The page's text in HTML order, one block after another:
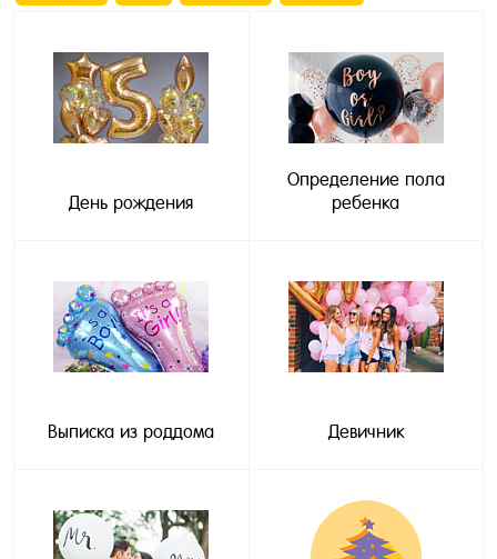
День рождения
Определение пола
ребенка
Выписка из роддома Девичник